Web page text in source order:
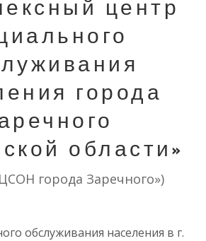
города
области»
города Заречного»)
обслуживания населения в г.